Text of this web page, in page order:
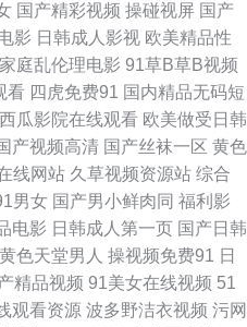
香蕉青草 熟女3P91 99超碰人 成人免
居场朝喷 超碰在线中文字幕 狠狠撸
草资源在线视频 人妖做爱视频 婷婷
人春色成人 操比福利696 含羞草av
美 国产三级视频 九九热在线6 日本
频精选 东京热天堂网 青青热久 亚洲
国产精彩视频 操碰视屏 国产
影 日韩成人影视 欧美精品性
家庭乱伦理电影 91草B草B视频
看 四虎免费91 国内精品无码短
西瓜影院在线观看 欧美做受日韩
产视频高清 国产丝袜一区 黄色
线网站 久草视频资源站 综合
男女 国产男小鲜肉同 福利影
电影 日韩成人第一页 国产日韩
黄色天堂男人 操视频免费91 日
精品视频 91美女在线视频 51
观看资源 波多野洁衣视频 污网